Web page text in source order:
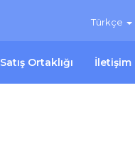
Türkçe
Satış Ortaklığı İletişim